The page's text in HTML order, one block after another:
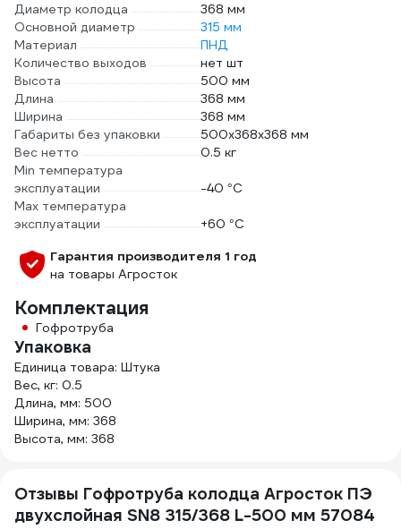
Диаметр колодца
368 мм
Основной диаметр
315 мм
Материал
ПНД
Количество выходов
нет шт
Высота
500 мм
Длина
368 мм
Ширина
368 мм
Габариты без упаковки
500х368х368 мм
Вес нетто
0.5 кг
Min температура
эксплуатации
-40 °С
Max температура
эксплуатации
+60 °С
Гарантия производителя 1 год
на товары Агросток
Комплектация
Гофротруба
Упаковка
Единица товара: Штука
Вес, кг: 0.5
Длина, мм: 500
Ширина, мм: 368
Высота, мм: 368
Отзывы Гофротруба колодца Агросток ПЭ
двухслойная SN8 315/368 L-500 мм 57084